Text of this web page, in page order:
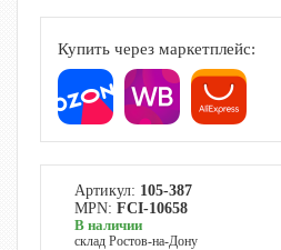
Купить через маркетплейс:
Артикул: 105-387
MPN: FCI-10658
В наличии
склад Ростов-на-Дону